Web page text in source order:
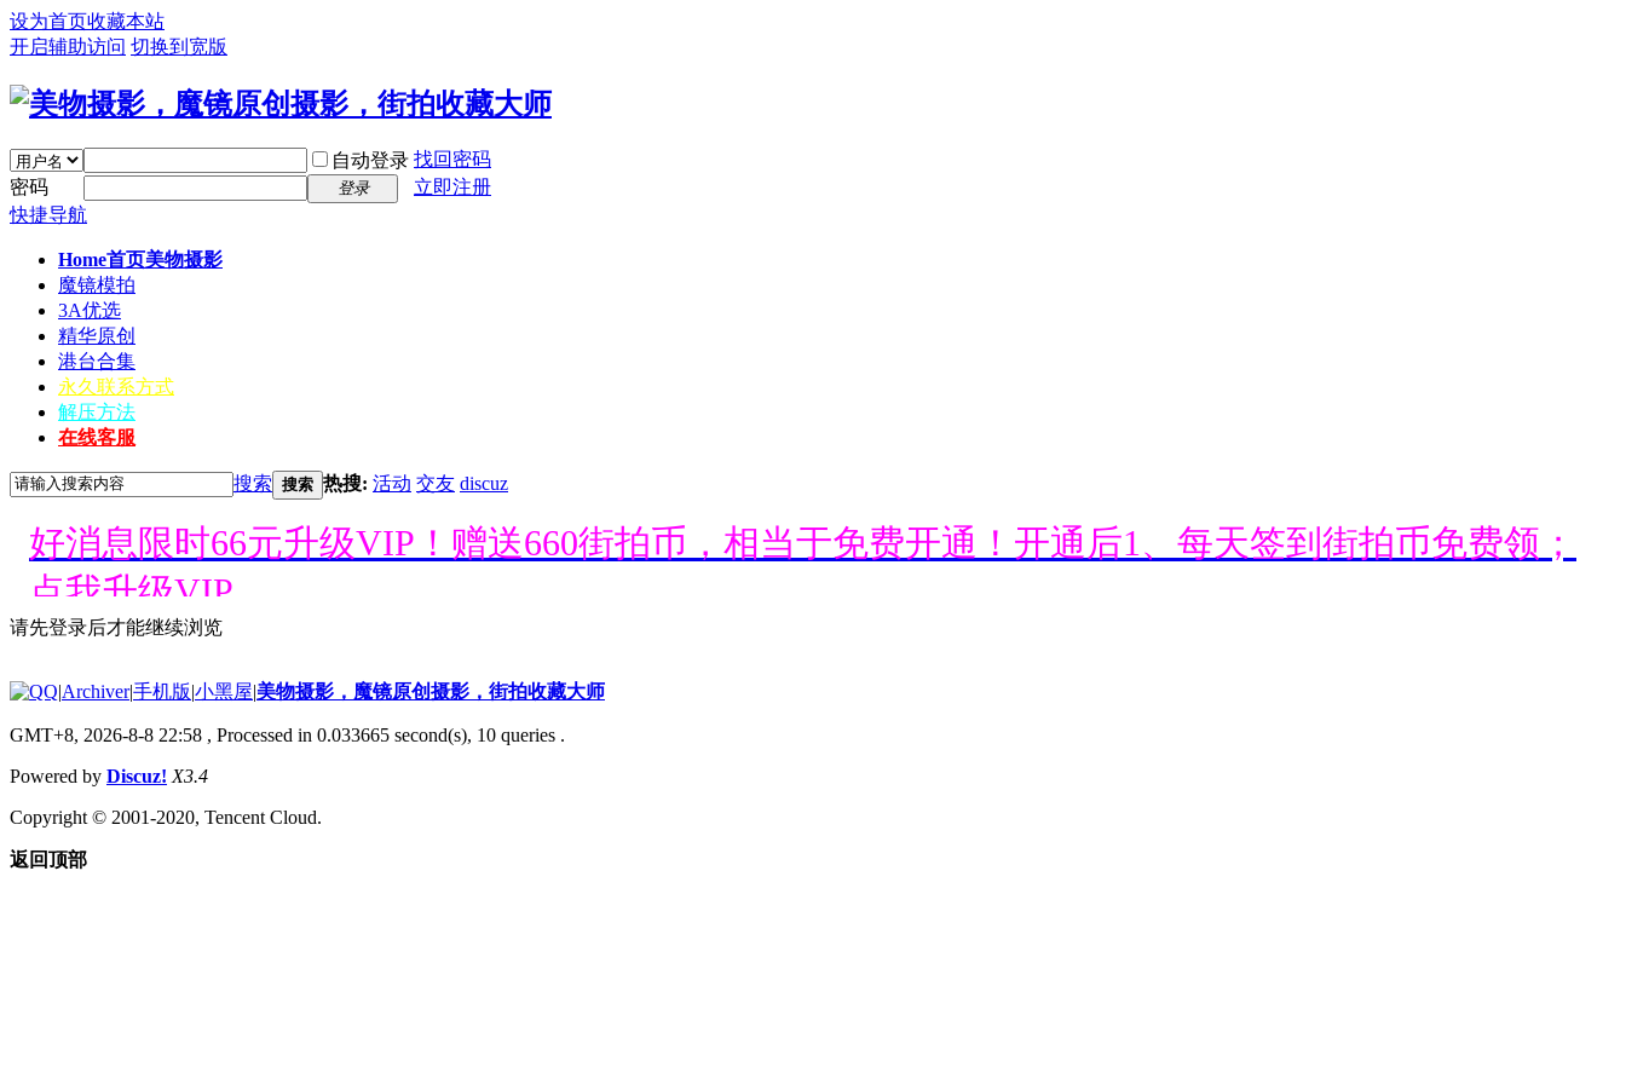
设为首页收藏本站
开启辅助访问 切换到宽版
自动登录 找回密码
密码
登录
立即注册
快捷导航
Home首页美物摄影
魔镜模拍
3A优选
精华原创
港台合集
永久联系方式
解压方法
在线客服
搜索 搜索 热搜: 活动 交友 discuz
好消息限时66元升级VIP！赠送660街拍币，相当于免费开通！开通后1、每天签到街拍币免费领；
点我升级VIP。
点我升级VIP。
好消息限时66元升级VIP！赠送660街拍币，相当于免费开通！开通后1、每天签到街拍币免费领；
点我升级VIP。
请先登录后才能继续浏览
|Archiver|手机版|小黑屋|美物摄影，魔镜原创摄影，街拍收藏大师
GMT+8, 2026-8-8 22:58 , Processed in 0.033665 second(s), 10 queries .
Powered by Discuz! X3.4
Copyright © 2001-2020, Tencent Cloud.
返回顶部